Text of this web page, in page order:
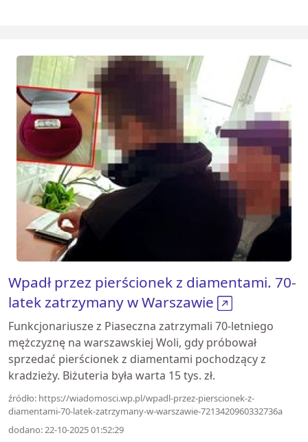
Wpadł przez pierścionek z diamentami. 70-
latek zatrzymany w Warszawie
Funkcjonariusze z Piaseczna zatrzymali 70-letniego
mężczyznę na warszawskiej Woli, gdy próbował
sprzedać pierścionek z diamentami pochodzący z
kradzieży. Biżuteria była warta 15 tys. zł.
źródło: https://wiadomosci.wp.pl/wpadl-przez-pierscionek-z-
diamentami-70-latek-zatrzymany-w-warszawie-7213420960332736a
dodano: 22-10-2025 01:52:29